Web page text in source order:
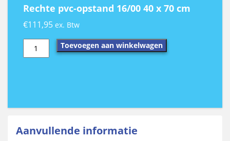
Rechte pvc-opstand 16/00 40 x 70 cm
€111,95 ex. Btw
pvc-
Toevoegen aan winkelwagen
Aanvullende informatie